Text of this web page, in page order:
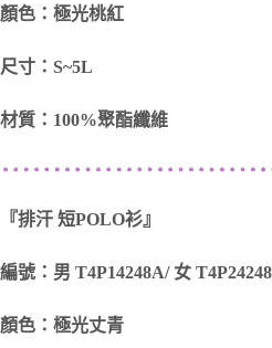
顏色：極光桃紅
尺寸：S~5L
材質：100%聚酯纖維
『排汗 短POLO衫』
編號：男 T4P14248A/ 女
顏色：極光丈青